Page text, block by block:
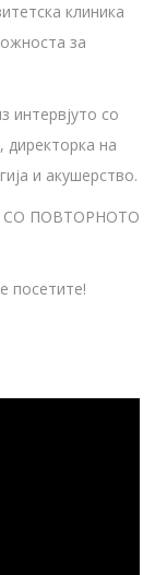
клиника
за
интервјуто со
директорка на
и акушерство.
СО ПОВТОРНОТО
посетите!